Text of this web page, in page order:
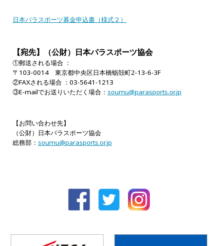
日本パラスポーツ募金申込書（様式２）
【宛先】（公財）日本パラスポーツ協会
①郵送される場合 ：
〒103-0014 東京都中央区日本橋蛎殻町2-13-6-3F
②FAXされる場合 ：03-5641-1213
③E-mailでお送りいただく場合：soumu@parasports.or.jp
【お問い合わせ先】
（公財）日本パラスポーツ協会
総務部：soumu@parasports.or.jp